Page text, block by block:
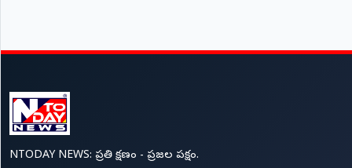
NTODAY NEWS: ప్రతి క్షణం - ప్రజల పక్షం.